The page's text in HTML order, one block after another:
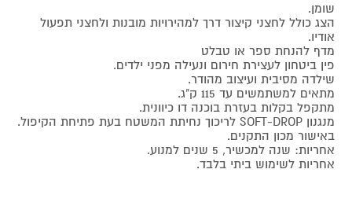
שומן.
הצג כולל לחצני קיצור דרך למהירויות מובנות ולחצני תפעול
אודיו.
מדף להנחת ספר או טבלט
פין ביטחון לעצירת חירום ונעילה מפני ילדים.
שילדה מסיבית ועיצוב מהודר.
מתאים למשתמשים עד 115 ק"ג.
מתקפל בקלות בעזרת בוכנה דו כיוונית.
מנגנון SOFT-DROP לריכוך נחיתת המשטח בעת פתיחת הקיפול.
באישור מכון התקנים.
אחריות: שנה למכשיר, 5 שנים למנוע.
אחריות לשימוש ביתי בלבד.